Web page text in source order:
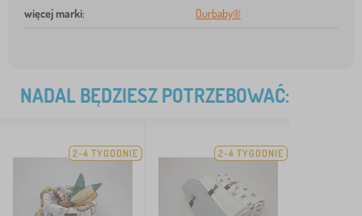
więcej marki: Ourbaby®
NADAL BĘDZIESZ POTRZEBOWAĆ:
2-4 TYGODNIE 2-4 TYGODNIE